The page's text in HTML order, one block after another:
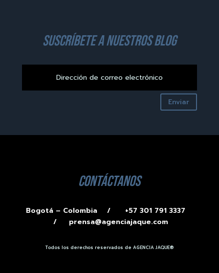
suscríbete a nuestros blog
Enviar
contáctanos
Bogotá – Colombia /
+57 301 791 3337
/ prensa@agenciajaque.com
Todos los derechos reservados de AGENCIA JAQUE®